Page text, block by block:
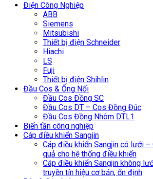
Điện Công Nghiệp
ABB
Siemens
Mitsubishi
Thiết bị điện Schneider
Hiachi
LS
Fuji
Thiết bị điện Shihlin
Đầu Cos & Ống Nối
Đầu Cos Đồng SC
Đầu Cos DT – Cos Đồng Đúc
Đầu Cos Đồng Nhôm DTL1
Biến tần công nghiệp
Cáp điều khiển Sangjin
Cáp điều khiển Sangjin có lưới –
quả cho hệ thống điều khiển
Cáp điều khiển Sangjin không
truyền tín hiệu cơ bản, ổn định